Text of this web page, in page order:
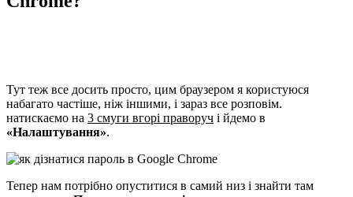
Тут теж все досить просто, цим браузером я користуюся
набагато частіше, ніж іншими, і зараз все розповім.
натискаємо на 3 смуги вгорі праворуч і йдемо в
«Налаштування».
Тепер нам потрібно опуститися в самий низ і знайти там